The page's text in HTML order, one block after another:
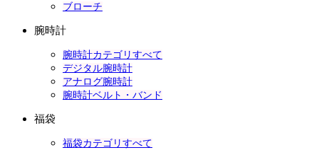
ブローチ
腕時計
腕時計カテゴリすべて
デジタル腕時計
アナログ腕時計
腕時計ベルト・バンド
福袋
福袋カテゴリすべて